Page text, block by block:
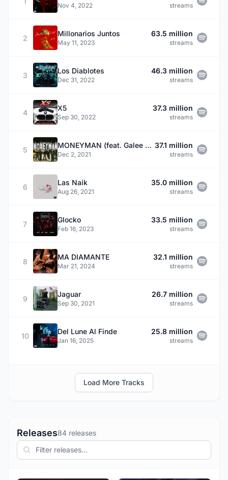
Nov 4, 2022 streams
2
Millonarios Juntos
May 11, 2023
63.5 million
streams
3
Los Diablotes
Dec 31, 2022
46.3 million
streams
4
X5
Sep 30, 2022
37.3 million
streams
5
MONEYMAN (feat. Galee Galee & ITHAN NY)
Dec 2, 2021
37.1 million
streams
6
Las Naik
Aug 26, 2021
35.0 million
streams
7
Glocko
Feb 16, 2023
33.5 million
streams
8
MA DIAMANTE
Mar 21, 2024
32.1 million
streams
9
Jaguar
Sep 30, 2021
26.7 million
streams
10
Del Lune Al Finde
Jan 16, 2025
25.8 million
streams
Load More Tracks
Releases84 releases